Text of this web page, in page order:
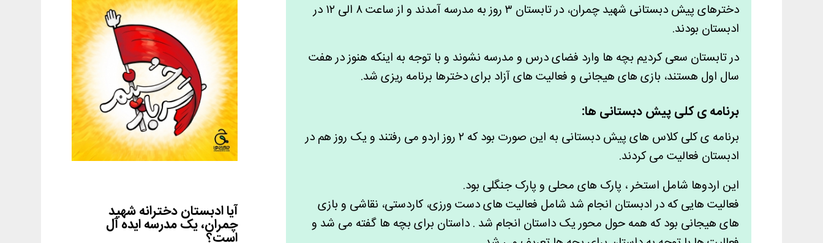
دخترهای پیش دبستانی شهید چمران، در تابستان ۳ روز به مدرسه آمدند و از ساعت ۸ الی ۱۲ در
ادبستان بودند.
در تابستان سعی کردیم بچه ها وارد فضای درس و مدرسه نشوند و با توجه به اینکه هنوز در هفت
سال اول هستند، بازی های هیجانی و فعالیت های آزاد برای دخترها برنامه ریزی شد.
برنامه ی کلی پیش دبستانی ها:
برنامه ی کلی کلاس های پیش دبستانی به این صورت بود که ۲ روز اردو می رفتند و یک روز هم در
ادبستان فعالیت می کردند.
این اردوها شامل استخر ، پارک های محلی و پارک جنگلی بود.
فعالیت هایی که در ادبستان انجام شد شامل فعالیت های دست ورزی، کاردستی، نقاشی و بازی
های هیجانی بود که همه حول محور یک داستان انجام شد . داستان برای بچه ها گفته می شد و
آیا ادبستان دخترانه شهید
چمران، یک مدرسه ایده آل
است؟